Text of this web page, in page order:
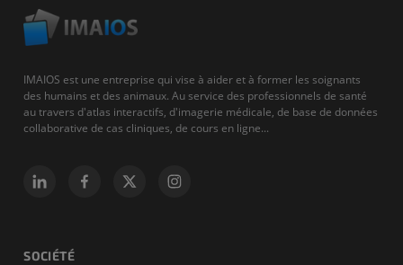
IMAIOS est une entreprise qui vise à aider et à former les soignants
des humains et des animaux. Au service des professionnels de santé
au travers d'atlas interactifs, d'imagerie médicale, de base de données
collaborative de cas cliniques, de cours en ligne...
SOCIÉTÉ